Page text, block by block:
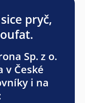
pryč,
Sp. z o.
v České
i na